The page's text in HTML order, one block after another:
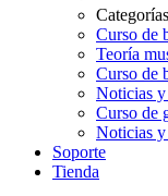
Categorías
Curso de
Teoría
Curso de
Noticias y
Curso de
Noticias
Soporte
Tienda